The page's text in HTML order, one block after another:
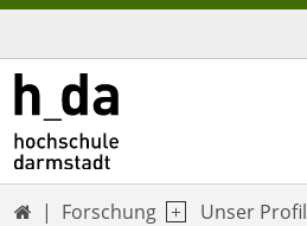
 Forschung Unser Profil